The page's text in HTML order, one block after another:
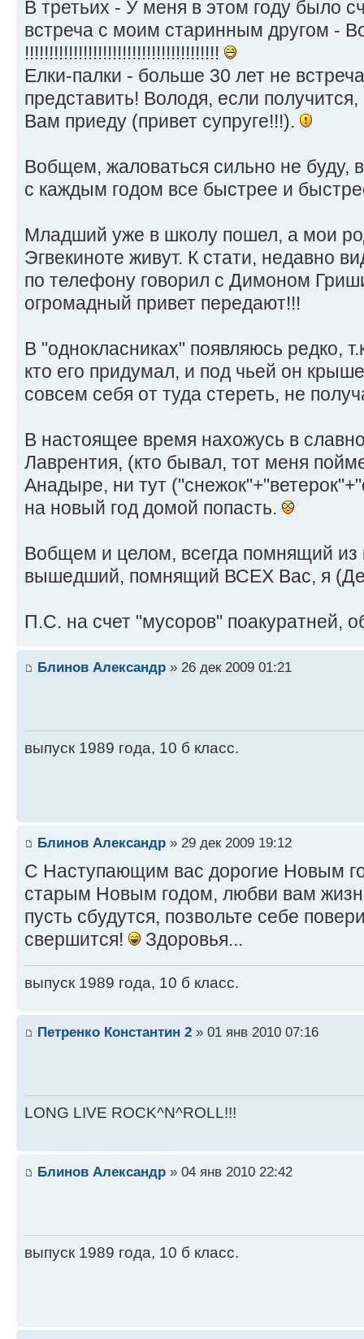
В третьих - У меня в этом году было
встреча с моим старинным другом -
!!!!!!!!!!!!!!!!!!!!!!!!!!!!!!!!!!!!!!!!
Елки-палки - больше 30 лет не
представить! Володя, если
Вам приеду (привет супруге!!!).
Вобщем, жаловаться сильно не буду,
с каждым годом все быстрее и
Младший уже в школу пошел, а мои
Эгвекиноте живут. К стати, недавно
по телефону говорил с Димоном
огромадный привет передают!!!
В "однокласниках" появляюсь редко,
кто его придумал, и под чьей он
совсем себя от туда стереть, не
В настоящее время нахожусь в
Лаврентия, (кто бывал, тот меня
Анадыре, ни тут
на новый год домой попасть.
Вобщем и целом, всегда помнящий из
вышедший, помнящий ВСЕХ Вас, я
П.С. на счет "мусоров" поакуратней,
Блинов Александр » 26 дек 2009 01:21
выпуск 1989 года, 10 б класс.
Блинов Александр » 29 дек 2009 19:12
С Наступающим вас дорогие Новым
старым Новым годом, любви вам
пусть сбудутся, позвольте себе
свершится!
Здоровья...
выпуск 1989 года, 10 б класс.
Петренко Константин 2 » 01 янв 2010 07:16
LONG LIVE ROCK^N^ROLL!!!
Блинов Александр » 04 янв 2010 22:42
выпуск 1989 года, 10 б класс.